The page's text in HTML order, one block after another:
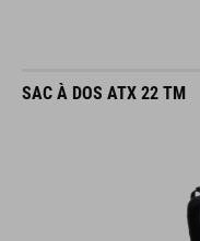
SAC À DOS ATX 22 TM